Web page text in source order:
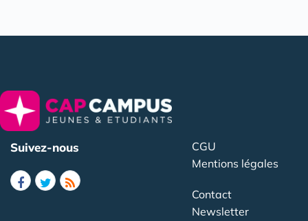
Suivez-nous
CGU
Mentions légales
Contact
Newsletter